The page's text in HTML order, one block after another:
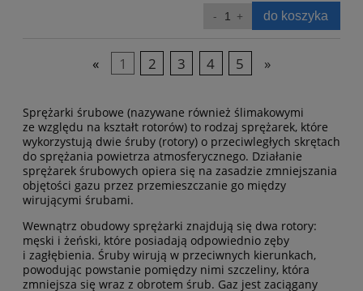
do koszyka
« 1 2 3 4 5 »
Sprężarki śrubowe (nazywane również ślimakowymi
ze względu na kształt rotorów) to rodzaj sprężarek, które
wykorzystują dwie śruby (rotory) o przeciwległych skrętach
do sprężania powietrza atmosferycznego. Działanie
sprężarek śrubowych opiera się na zasadzie zmniejszania
objętości gazu przez przemieszczanie go między
wirującymi śrubami.
Wewnątrz obudowy sprężarki znajdują się dwa rotory:
męski i żeński, które posiadają odpowiednio zęby
i zagłębienia. Śruby wirują w przeciwnych kierunkach,
powodując powstanie pomiędzy nimi szczeliny, która
zmniejsza się wraz z obrotem śrub. Gaz jest zaciągany